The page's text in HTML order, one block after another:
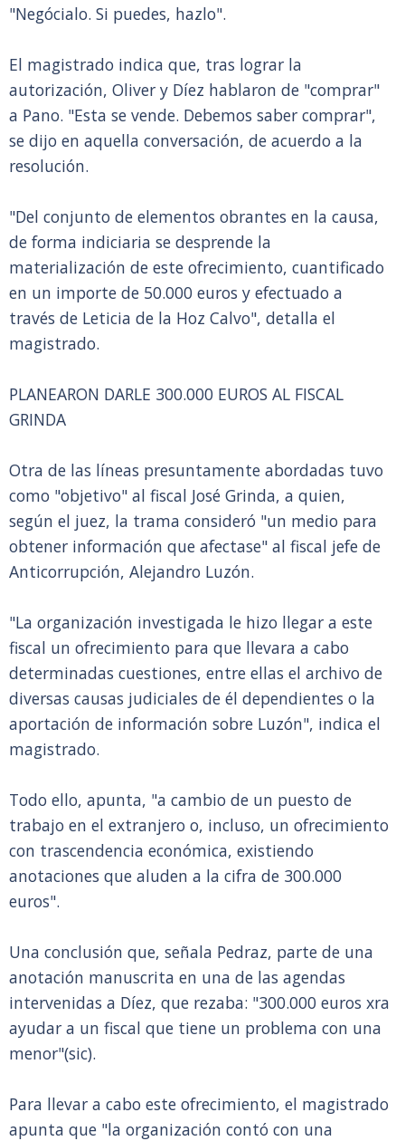
"Negócialo. Si puedes, hazlo".
El magistrado indica que, tras lograr la
autorización, Oliver y Díez hablaron de "comprar"
a Pano. "Esta se vende. Debemos saber comprar",
se dijo en aquella conversación, de acuerdo a la
resolución.
"Del conjunto de elementos obrantes en la causa,
de forma indiciaria se desprende la
materialización de este ofrecimiento, cuantificado
en un importe de 50.000 euros y efectuado a
través de Leticia de la Hoz Calvo", detalla el
magistrado.
PLANEARON DARLE 300.000 EUROS AL FISCAL
GRINDA
Otra de las líneas presuntamente abordadas tuvo
como "objetivo" al fiscal José Grinda, a quien,
según el juez, la trama consideró "un medio para
obtener información que afectase" al fiscal jefe de
Anticorrupción, Alejandro Luzón.
"La organización investigada le hizo llegar a este
fiscal un ofrecimiento para que llevara a cabo
determinadas cuestiones, entre ellas el archivo de
diversas causas judiciales de él dependientes o la
aportación de información sobre Luzón", indica el
magistrado.
Todo ello, apunta, "a cambio de un puesto de
trabajo en el extranjero o, incluso, un ofrecimiento
con trascendencia económica, existiendo
anotaciones que aluden a la cifra de 300.000
euros".
Una conclusión que, señala Pedraz, parte de una
anotación manuscrita en una de las agendas
intervenidas a Díez, que rezaba: "300.000 euros xra
ayudar a un fiscal que tiene un problema con una
menor"(sic).
Para llevar a cabo este ofrecimiento, el magistrado
apunta que "la organización contó con una